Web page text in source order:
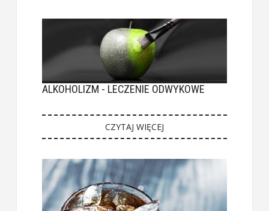
ALKOHOLIZM - LECZENIE ODWYKOWE
CZYTAJ WIĘCEJ